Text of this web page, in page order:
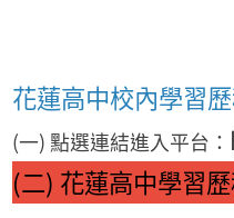
花蓮高中校內學習
(一) 點選連結進入平台：
(二) 花蓮高中學習